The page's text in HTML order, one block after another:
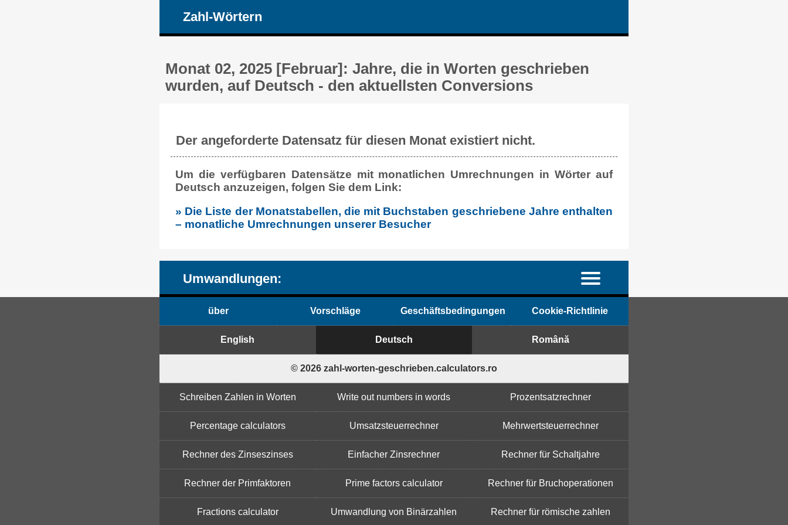
Zahl-Wörtern
Monat 02, 2025 [Februar]: Jahre, die in Worten geschrieben
wurden, auf Deutsch - den aktuellsten Conversions
Der angeforderte Datensatz für diesen Monat existiert nicht.
Um die verfügbaren Datensätze mit monatlichen Umrechnungen in Wörter auf
Deutsch anzuzeigen, folgen Sie dem Link:
» Die Liste der Monatstabellen, die mit Buchstaben geschriebene Jahre enthalten
– monatliche Umrechnungen unserer Besucher
Umwandlungen:
über Vorschläge Geschäftsbedingungen Cookie-Richtlinie
English Deutsch Română
© 2026 zahl-worten-geschrieben.calculators.ro
Schreiben Zahlen in Worten Write out numbers in words Prozentsatzrechner
Percentage calculators Umsatzsteuerrechner Mehrwertsteuerrechner
Rechner des Zinseszinses Einfacher Zinsrechner Rechner für Schaltjahre
Rechner der Primfaktoren Prime factors calculator Rechner für Bruchoperationen
Fractions calculator Umwandlung von Binärzahlen Rechner für römische zahlen